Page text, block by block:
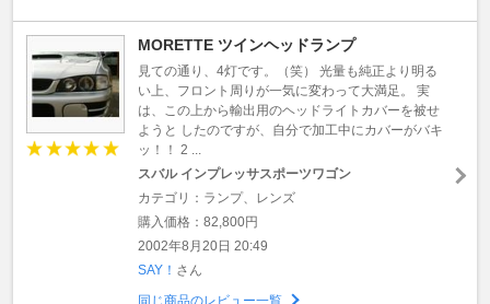
MORETTE ツインヘッドランプ
見ての通り、4灯です。（笑） 光量も純正より明る
い上、フロント周りが一気に変わって大満足。 実
は、この上から輸出用のヘッドライトカバーを被せ
ようと したのですが、自分で加工中にカバーがバキ
ッ！！ 2 ...
スバル インプレッサスポーツワゴン
カテゴリ：ランプ、レンズ
購入価格：82,800円
2002年8月20日 20:49
SAY！ さん
同じ商品のレビュー一覧